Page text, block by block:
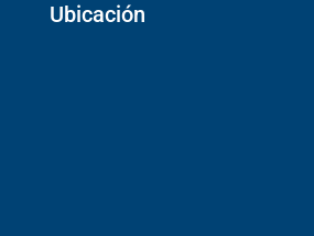
Ubicación